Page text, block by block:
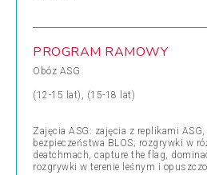
PROGRAM RAMOWY
Obóz ASG
(12-15 lat), (15-18 lat)
Zajęcia ASG: zajęcia z replikami
bezpieczeństwa BLOS; rozgrywki w
deatchmach, capture the flag,
rozgrywki w terenie leśnym i